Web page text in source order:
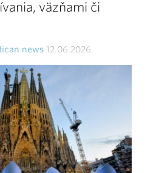
väzňami či
news 12.06.2026